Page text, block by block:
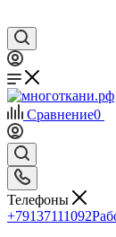
Сравнение0
Телефоны
+79137111092